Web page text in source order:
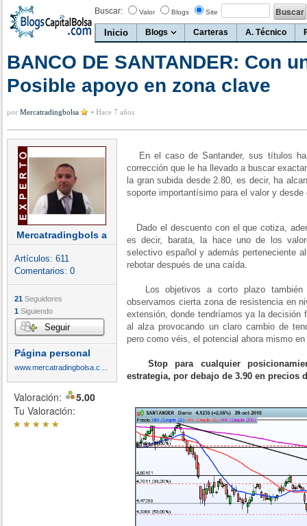
Buscar: Valor Blogs Site
Inicio Blogs Carteras A. Técnico
BANCO DE SANTANDER: Con
Posible apoyo en zona clave
por Mercatradingbolsa • Hace 7 años
Mercatradingbols a
Artículos: 611
Comentarios: 0
21 Seguidores
1 Siguiendo
Seguir
Página personal
Valoración:
5.00
Tu Valoración:
*****
En el caso de Santander, sus títulos
corrección que le ha llevado a buscar
la gran subida desde 2.80, es decir, ha
soporte importantísimo para el valor y
Dado el descuento con el que cotiza,
es decir, barata, la hace uno de los
selectivo español y además perteneciente
rebotar después de una caída.
Los objetivos a corto plazo también
observamos cierta zona de resistencia en
extensión, donde tendríamos ya la decisión
al alza provocando un claro cambio de
pero como véis, el potencial ahora mismo
Stop para cualquier
estrategia, por debajo de 3.90 en precios